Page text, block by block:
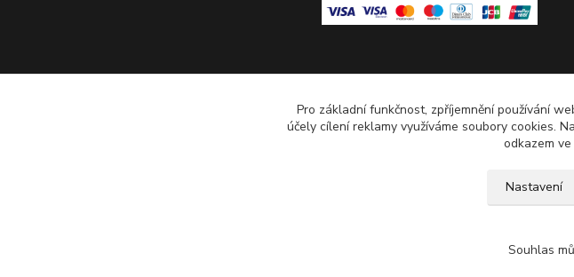
Pro základní funkčnost, zpříjemnění používání
účely cílení reklamy využíváme soubory cookies.
odkazem
Nastavení
Souhlas